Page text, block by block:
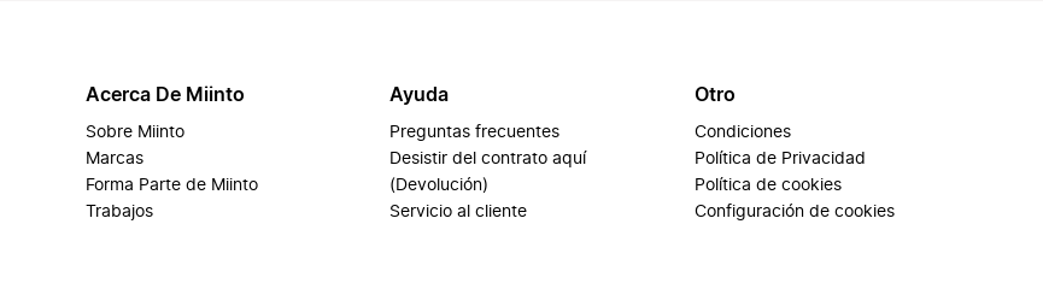
Acerca De Miinto
Sobre Miinto
Marcas
Forma Parte de Miinto
Trabajos
Ayuda
Preguntas frecuentes
Desistir del contrato aquí
(Devolución)
Servicio al cliente
Otro
Condiciones
Política de Privacidad
Política de cookies
Configuración de cookies